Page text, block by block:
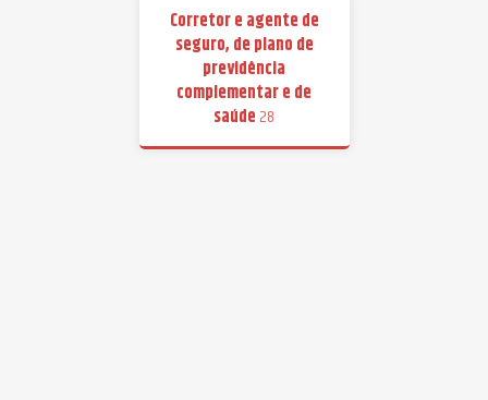
Corretor e agente de
seguro, de plano de
previdência
complementar e de
saúde28